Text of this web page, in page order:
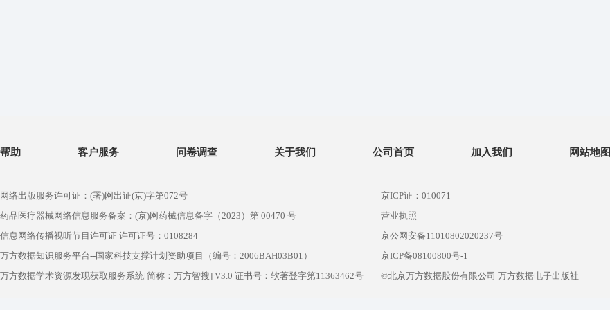
帮助 客户服务 问卷调查 关于我们 公司首页 加入我们 网站地图
网络出版服务许可证：(署)网出证(京)字第072号
药品医疗器械网络信息服务备案：(京)网药械信息备字（2023）第 00470 号
信息网络传播视听节目许可证 许可证号：0108284
万方数据知识服务平台--国家科技支撑计划资助项目（编号：2006BAH03B01）
万方数据学术资源发现获取服务系统[简称：万方智搜] V3.0 证书号：软著登字第11363462号
京ICP证：010071
营业执照
京公网安备11010802020237号
京ICP备08100800号-1
©北京万方数据股份有限公司 万方数据电子出版社